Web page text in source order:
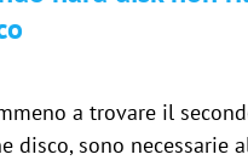
a trovare il
disco, sono necessarie